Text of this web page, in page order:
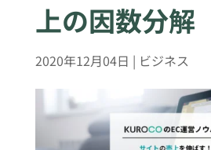
上の因数分解
2020年12月04日 | ビジネス